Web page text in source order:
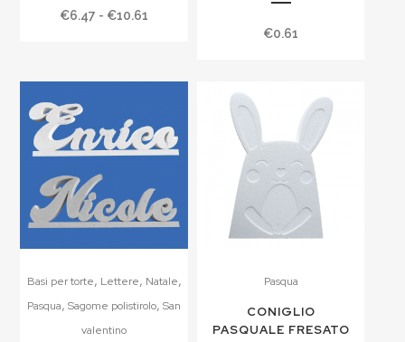
€6.47 - €10.61
da
a
€10.61
€0.61
Basi per torte, Lettere, Natale,
Pasqua,Sagome polistirolo,San
valentino
Pasqua
CONIGLIO
PASQUALE FRESATO